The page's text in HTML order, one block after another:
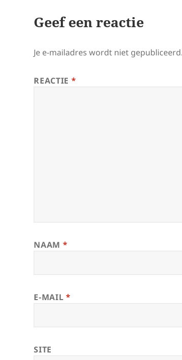
Geef een reactie
Je e-mailadres wordt niet gepubliceerd.
REACTIE *
NAAM *
E-MAIL *
SITE